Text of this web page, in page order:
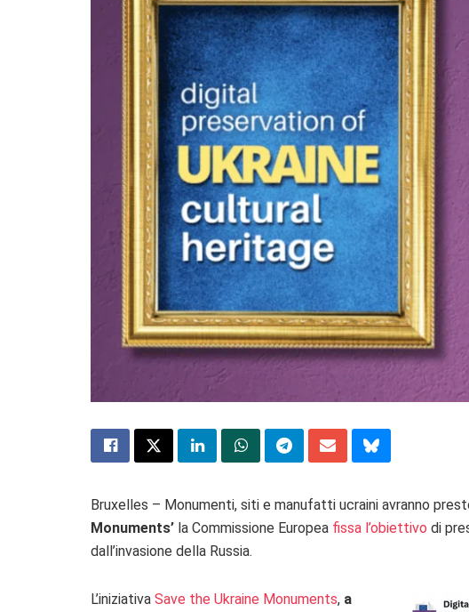
Bruxelles – Monumenti, siti e manufatti ucraini avranno
Monuments’ la Commissione Europea fissa l’obiettivo di
dall’invasione della Russia.
L’iniziativa Save the Ukraine Monuments, a